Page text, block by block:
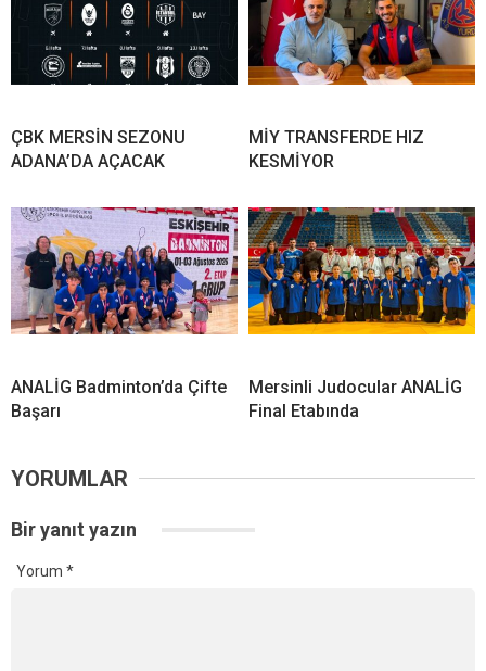
ÇBK MERSİN SEZONU
ADANA’DA AÇACAK
MİY TRANSFERDE HIZ
KESMİYOR
ANALİG Badminton’da Çifte
Başarı
Mersinli Judocular ANALİG
Final Etabında
YORUMLAR
Bir yanıt yazın
Yorum *